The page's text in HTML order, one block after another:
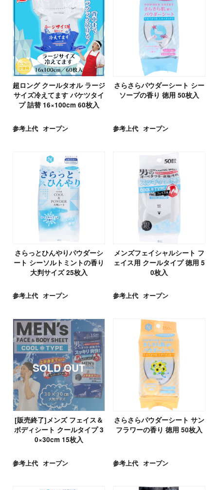
超ロング クールタオル ラージ
サイズ冷えてます バケツタイ
プ 詰替 16×100cm 60枚入
参考上代 オープン
さらさらパウダーシート シー
ソープの香り 徳用 50枚入
参考上代 オープン
さらっとひんやりパウダーシ
ート シーソルトミントの香り
大判サイズ 25枚入
参考上代 オープン
メンズフェイシャルシート フ
ェイス用 クールタイプ 徳用 5
0枚入
参考上代 オープン
[販売終了]メンズ フェイス＆
ボディシート クールタイプ 3
0×30cm 15枚入
参考上代 オープン
さらさらパウダーシート サン
フラワーの香り 徳用 50枚入
参考上代 オープン